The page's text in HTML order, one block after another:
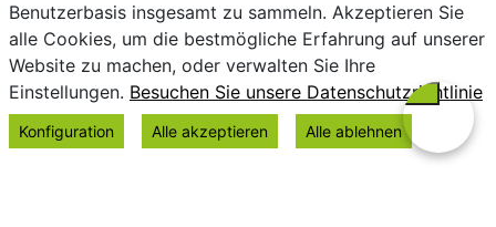
Benutzerbasis insgesamt zu sammeln. Akzeptieren Sie
alle Cookies, um die bestmögliche Erfahrung auf unserer
Website zu machen, oder verwalten Sie Ihre
Einstellungen. Besuchen Sie unsere Datenschutzrichtlinie
Konfiguration Alle akzeptieren Alle ablehnen